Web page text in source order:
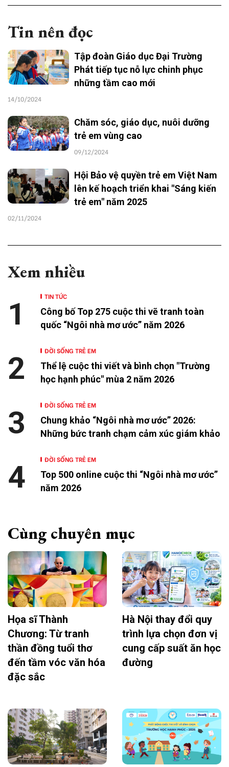
Tin nên đọc
Tập đoàn Giáo dục Đại Trường
Phát tiếp tục nỗ lực chinh phục
những tầm cao mới
14/10/2024
Chăm sóc, giáo dục, nuôi dưỡng
trẻ em vùng cao
09/12/2024
Hội Bảo vệ quyền trẻ em Việt Nam
lên kế hoạch triển khai "Sáng kiến
trẻ em" năm 2025
02/11/2024
Xem nhiều
TIN TỨC
Công bố Top 275 cuộc thi vẽ tranh toàn
quốc “Ngôi nhà mơ ước” năm 2026
1
ĐỜI SỐNG TRẺ EM
Thể lệ cuộc thi viết và bình chọn "Trường
học hạnh phúc" mùa 2 năm 2026
2
ĐỜI SỐNG TRẺ EM
Chung khảo “Ngôi nhà mơ ước” 2026:
Những bức tranh chạm cảm xúc giám khảo
3
ĐỜI SỐNG TRẺ EM
Top 500 online cuộc thi “Ngôi nhà mơ ước”
năm 2026
4
Cùng chuyên mục
Họa sĩ Thành
Chương: Từ tranh
thần đồng tuổi thơ
đến tầm vóc văn hóa
đặc sắc
Hà Nội thay đổi quy
trình lựa chọn đơn vị
cung cấp suất ăn học
đường